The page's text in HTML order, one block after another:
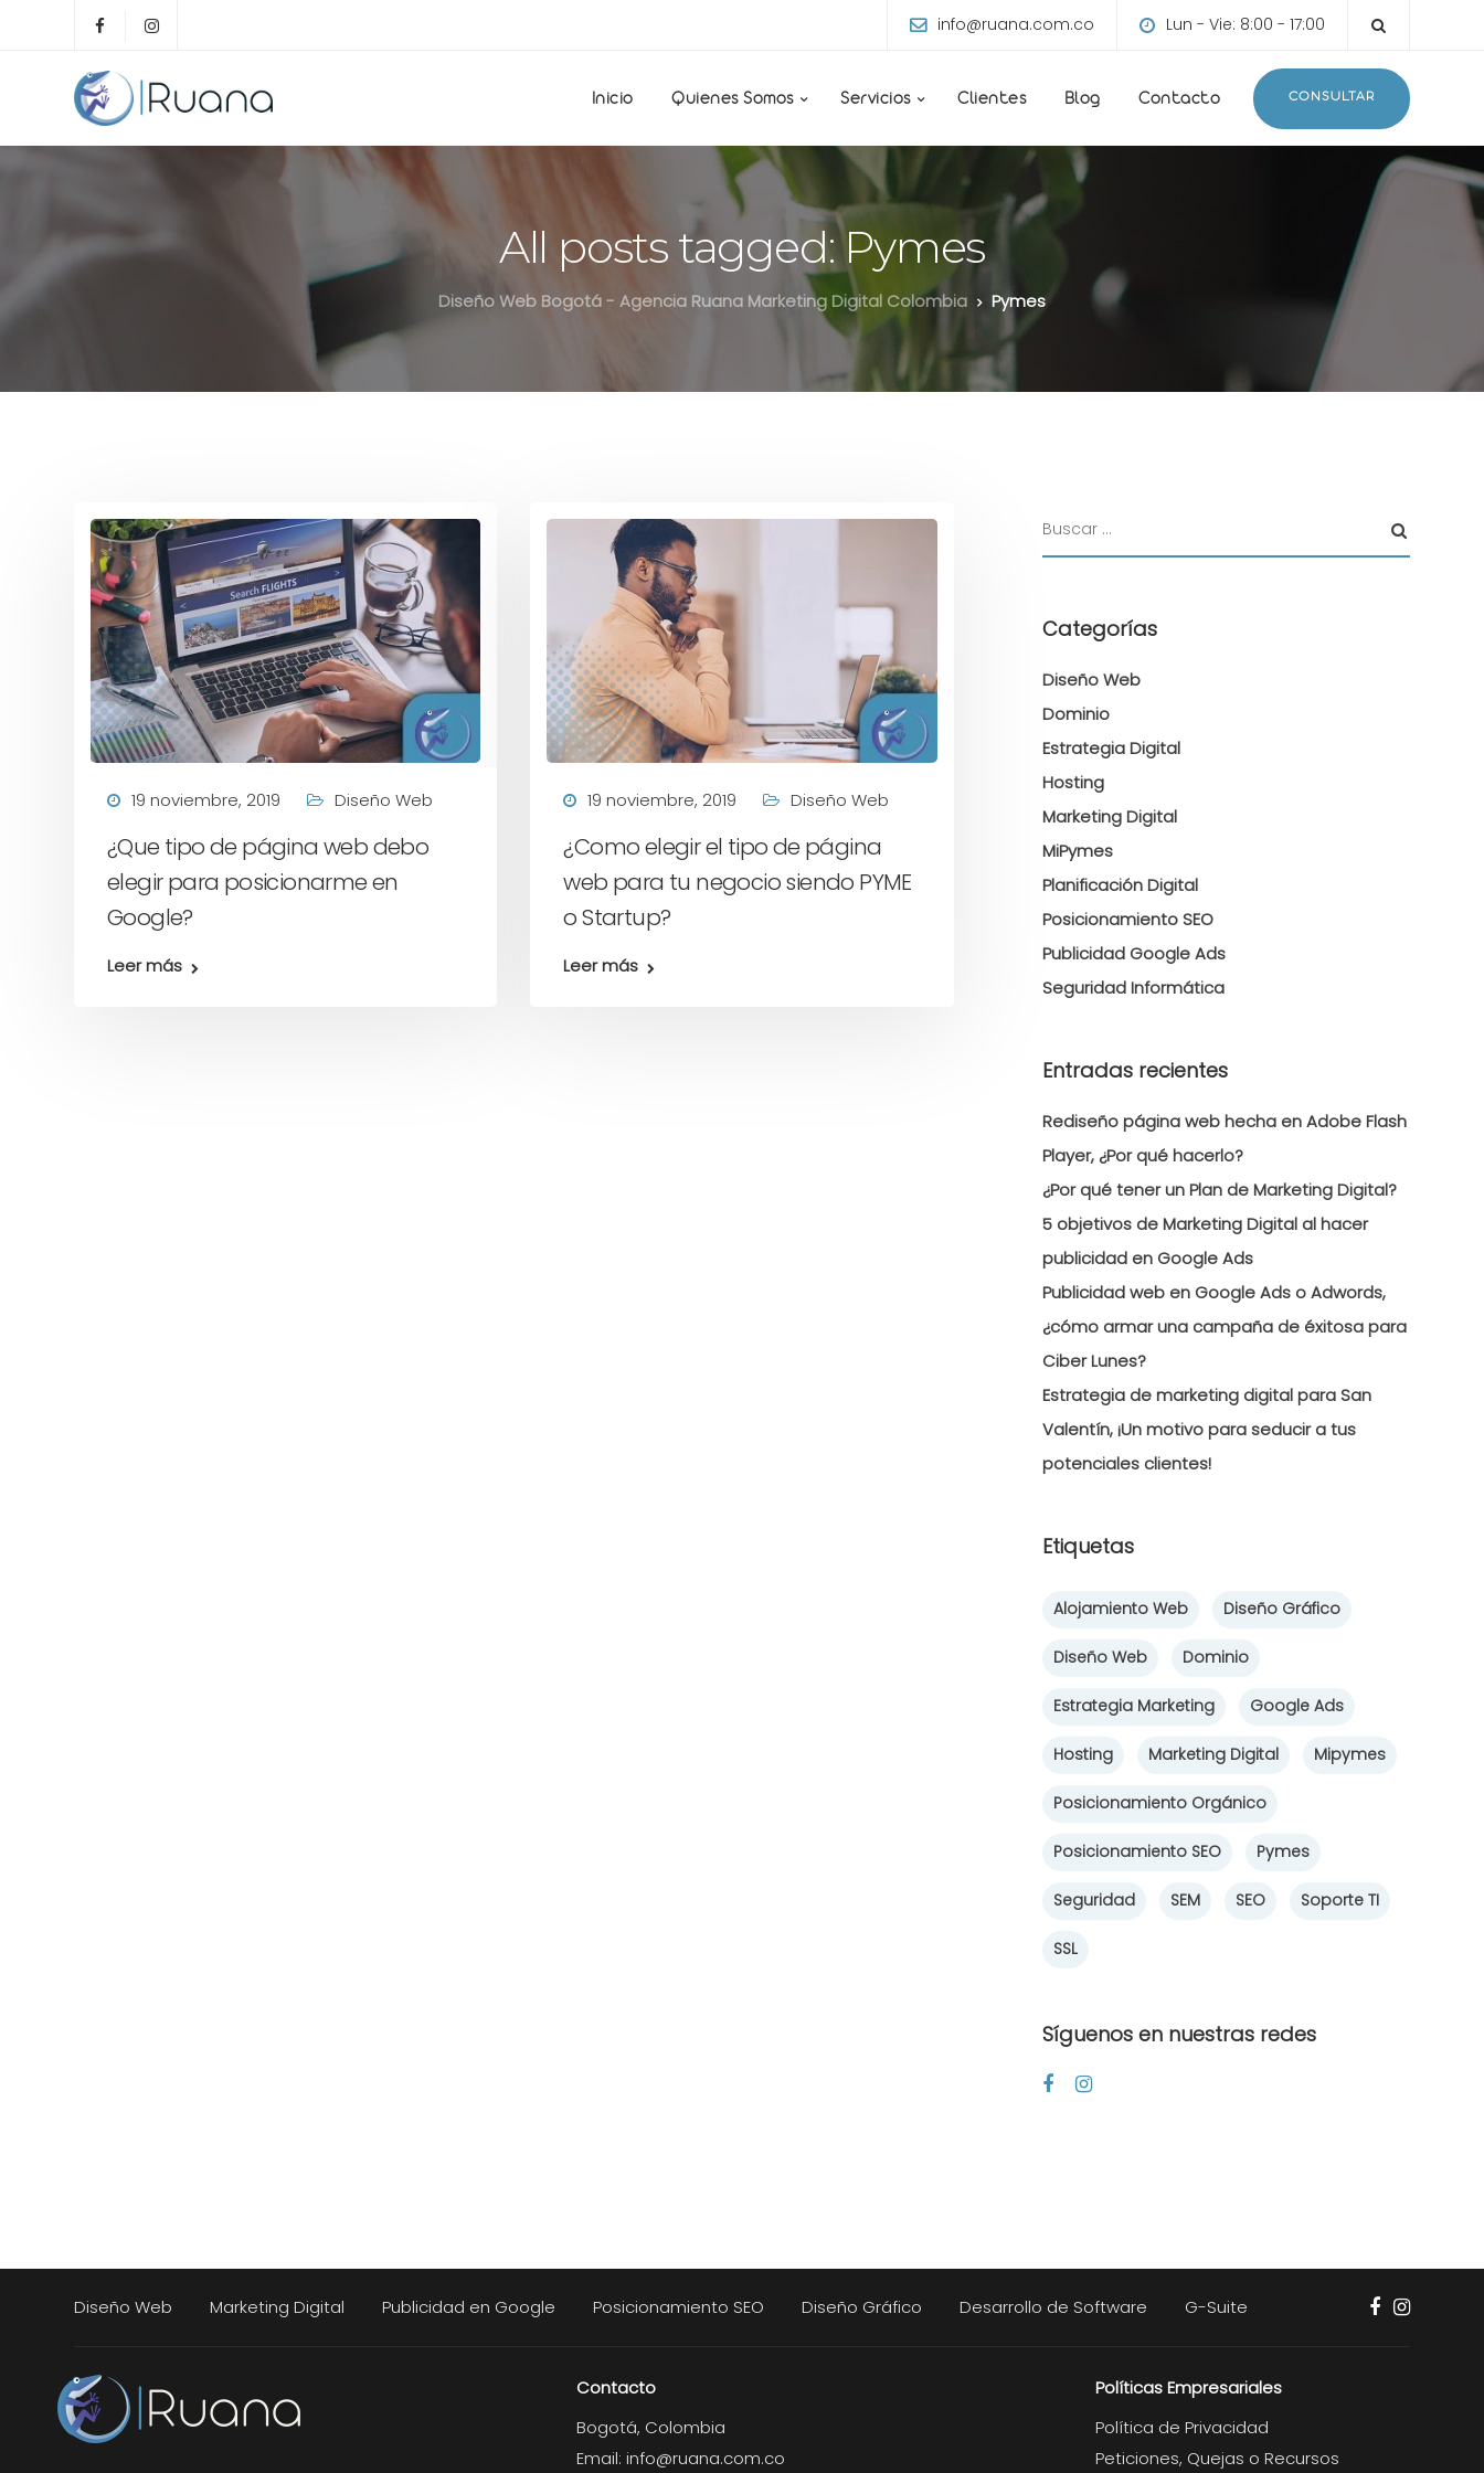
info@ruana.com.co Lun - Vie: 8:00 - 17:00
Inicio Quienes Somos Servicios Clientes Blog Contacto CONSULTAR
All posts tagged: Pymes
Diseño Web Bogotá - Agencia Ruana Marketing Digital Colombia Pymes
19 noviembre, 2019 Diseño Web
¿Que tipo de página web debo
elegir para posicionarme en
Google?
Leer más
19 noviembre, 2019 Diseño Web
¿Como elegir el tipo de página
web para tu negocio siendo PYME
o Startup?
Leer más
Categorías
Diseño Web
Dominio
Estrategia Digital
Hosting
Marketing Digital
MiPymes
Planificación Digital
Posicionamiento SEO
Publicidad Google Ads
Seguridad Informática
Entradas recientes
Rediseño página web hecha en Adobe Flash
Player, ¿Por qué hacerlo?
¿Por qué tener un Plan de Marketing Digital?
5 objetivos de Marketing Digital al hacer
publicidad en Google Ads
Publicidad web en Google Ads o Adwords,
¿cómo armar una campaña de éxitosa para
Ciber Lunes?
Estrategia de marketing digital para San
Valentín, ¡Un motivo para seducir a tus
potenciales clientes!
Etiquetas
Alojamiento Web Diseño Gráfico
Diseño Web Dominio
Estrategia Marketing Google Ads
Hosting Marketing Digital Mipymes
Posicionamiento Orgánico
Posicionamiento SEO Pymes
Seguridad SEM SEO Soporte TI
SSL
Síguenos en nuestras redes
Diseño Web Marketing Digital Publicidad en Google Posicionamiento SEO Diseño Gráfico Desarrollo de Software G-Suite
Contacto
Bogotá, Colombia
Email: info@ruana.com.co
Políticas Empresariales
Política de Privacidad
Peticiones, Quejas o Recursos